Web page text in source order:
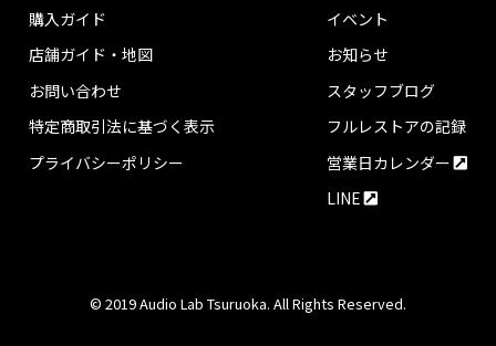
購入ガイド
店舗ガイド・地図
お問い合わせ
特定商取引法に基づく表示
プライバシーポリシー
イベント
お知らせ
スタッフブログ
フルレストアの記録
営業日カレンダー
LINE
© 2019 Audio Lab Tsuruoka. All Rights Reserved.